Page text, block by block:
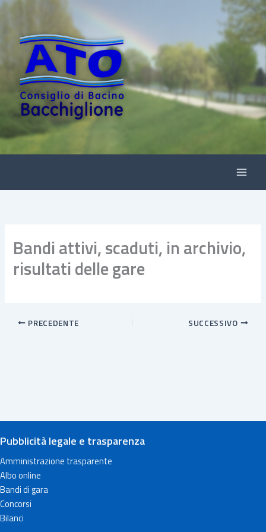
Vai
contenuto
Bandi attivi, scaduti, in archivio,
risultati delle gare
PRECEDENTE SUCCESSIVO
Pubblicità legale e trasparenza
Amministrazione trasparente
Albo online
Bandi di gara
Concorsi
Bilanci